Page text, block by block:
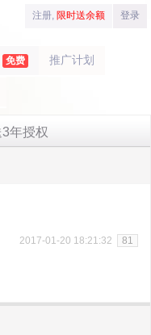
注册, 限时送余额 登录
免费 推广计划
年授权
2017-01-20 18:21:32 81